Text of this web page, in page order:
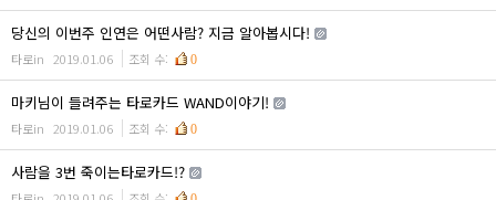
당신의 이번주 인연은 어떤사람? 지금 알아봅시다!
타로in 2019.01.06 조회 수: 0
마키님이 들려주는 타로카드 WAND이야기!
타로in 2019.01.06 조회 수: 0
사람을 3번 죽이는타로카드!?